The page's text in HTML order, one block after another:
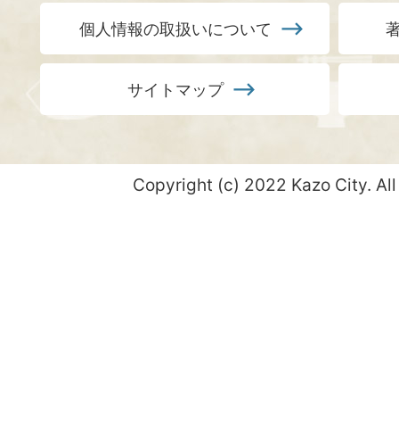
個人情報の取扱いについて
サイトマップ
Copyright (c) 2022 Kazo City.